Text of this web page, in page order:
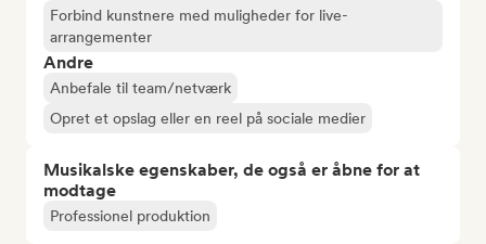
Forbind kunstnere med muligheder for live-
arrangementer
Andre
Anbefale til team/netværk
Opret et opslag eller en reel på sociale medier
Musikalske egenskaber, de også er åbne for at
modtage
Professionel produktion